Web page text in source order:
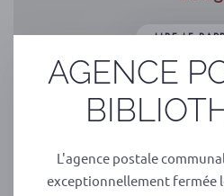
LIRE LE
LIRE LE
AGENCE
L'agence postale
exceptionnellement fermée